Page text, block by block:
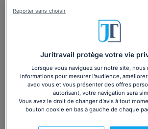
Vous souhaitez un RDV en
avocat ?
Recevoir des devis
3 devis en 48h
Juritravail protège votre vie
Lorsque vous naviguez sur notre site,
informations pour mesurer l’audience,
avec vous et vous présenter des offres
autorisant, votre navigation sera
Vous avez le droit de changer d’avis à tout
bouton cookie en bas à gauche de chaque
Reporter sans choisir